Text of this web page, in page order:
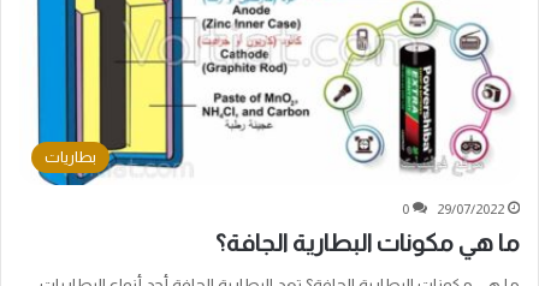
بطاريات
29/07/2022
0
ما هي مكونات البطارية الجافة؟